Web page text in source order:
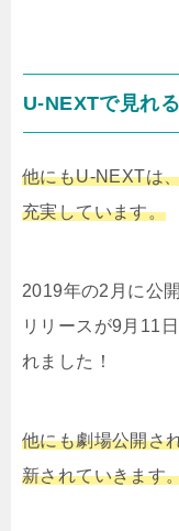
U-NEXTで見れ
他にもU-NEXTは
充実しています。
2019年の2月に公
リリースが9月11
れました！
他にも劇場公開さ
新されていきます